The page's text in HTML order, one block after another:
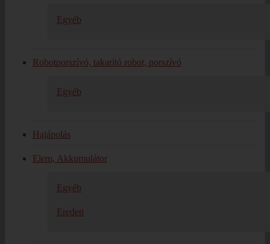
Egyéb
Robotporszívó, takarító robot, porszívó
Egyéb
Hajápolás
Elem, Akkumulátor
Egyéb
Eredeti